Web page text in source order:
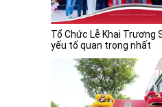
Tổ Chức Lễ Khai Trương
yếu tố quan trọng nhất